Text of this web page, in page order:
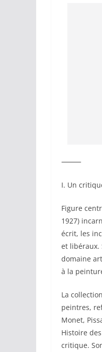
⸻
I. Un
Figure
1927)
écrit, les
et libéraux.
domaine
à la
La
peintres,
Monet,
Histoire
critique.